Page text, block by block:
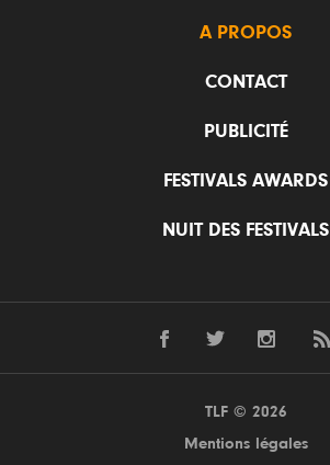
A PROPOS
CONTACT
PUBLICITÉ
FESTIVALS AWARDS
NUIT DES FESTIVALS
TLF © 2026
Mentions légales